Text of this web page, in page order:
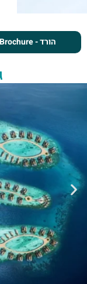
הורד - Maldives - Samana Ocean Views 2025 Brochure